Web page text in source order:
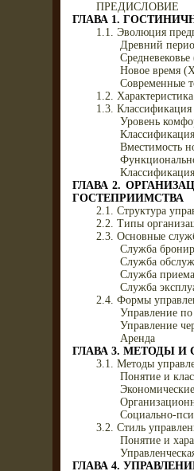
ПРЕДИСЛОВИЕ
ГЛАВА 1.
1.1. Эволюция
Древний
Новое время
Современные
1.2.
1.3.
Уровень
Вместимость
ГЛАВА 2.
ГОСТЕПРИИМСТВА
2.1. Структура
2.2. Типы
2.3. Основные
Служба
Служба
Служба приема
Служба
2.4. Формы
Управление по
Управление
Аренда
ГЛАВА 3. МЕТОДЫ И
3.1. Методы
Понятие и
Социально-
3.2. Стиль
Понятие и
ГЛАВА 4.